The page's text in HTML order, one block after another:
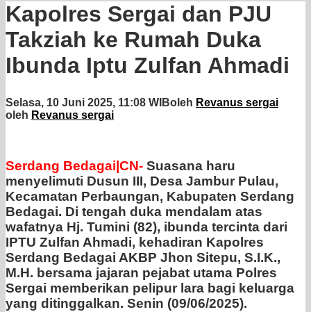
Kapolres Sergai dan PJU
Takziah ke Rumah Duka
Ibunda Iptu Zulfan Ahmadi
Selasa, 10 Juni 2025, 11:08 WIBoleh Revanus sergai
oleh Revanus sergai
Serdang Bedagai|CN- Suasana haru
menyelimuti Dusun III, Desa Jambur Pulau,
Kecamatan Perbaungan, Kabupaten Serdang
Bedagai. Di tengah duka mendalam atas
wafatnya Hj. Tumini (82), ibunda tercinta dari
IPTU Zulfan Ahmadi, kehadiran Kapolres
Serdang Bedagai AKBP Jhon Sitepu, S.I.K.,
M.H. bersama jajaran pejabat utama Polres
Sergai memberikan pelipur lara bagi keluarga
yang ditinggalkan. Senin (09/06/2025).